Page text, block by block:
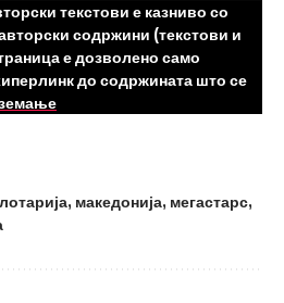
текстови е казниво со
содржини (текстови и
е дозволено само
до содржината што се
, македонија, мегастарс,